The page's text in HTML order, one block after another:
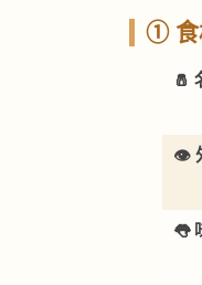
① 食
🧂
👁️
👅